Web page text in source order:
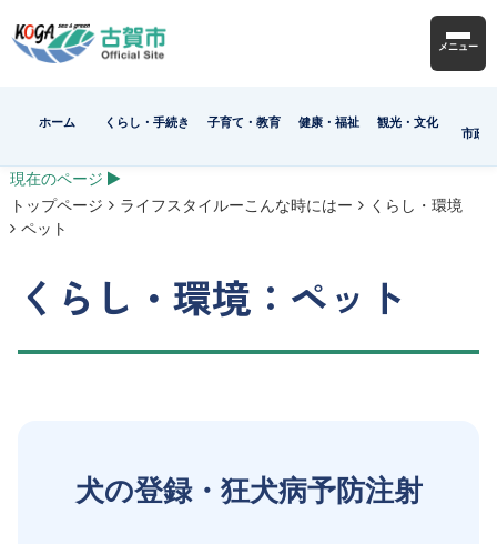
メニュー
ホーム くらし・手続き 子育て・教育 健康・福祉
観光・文化
市政
現在のページ
トップページ
ライフスタイルーこんな時にはー
くらし・環境
ペット
くらし・環境：ペット
犬の登録・狂犬病予防注射